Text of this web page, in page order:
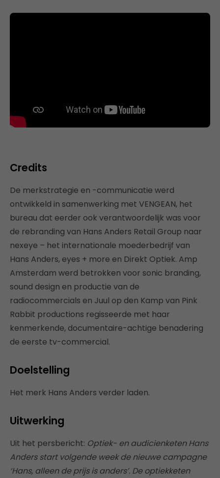
Credits
De merkstrategie en -communicatie werd
ontwikkeld in samenwerking met VENGEAN, het
bureau dat eerder ook verantwoordelijk was voor
de rebranding van Hans Anders Retail Group naar
nexeye – het internationale moederbedrijf van
Hans Anders, eyes + more en Direkt Optiek. Amp
Amsterdam werd betrokken voor sonic branding,
sound design en productie van de
radiocommercials en Juul op den Kamp van Pink
Rabbit productions regisseerde met haar
kenmerkende, documentaire-achtige benadering
de eerste tv-commercial.
Doelstelling
Het merk Hans Anders verder laden.
Uitwerking
Uit het persbericht: Optiek- en audicienketen Hans
Anders start volgende week de nieuwe campagne
‘Hans, alleen de prijs is anders’. De optiekketen